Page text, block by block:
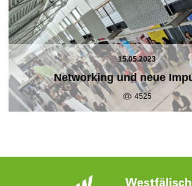
15.05.2023
Networking und neue
4525